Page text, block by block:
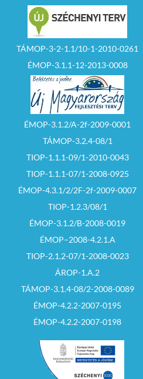
TÁMOP-3-2-1.1/10-1-2010-0261
ÉMOP-3.1.1-12-2013-0008
ÉMOP-3.1.2/A-2f-2009-0001
TÁMOP-3.2.4-08/1
TIOP-1.1.1-09/1-2010-0043
TIOP-1.1.1-07/1-2008-0925
ÉMOP-4.3.1/2/2F-2f-2009-0007
TIOP-1.2.3/08/1
ÉMOP-3.1.2/B-2008-0019
ÉMOP–2008-4.2.1.A
TIOP-2.1.2-07/1-2008-0023
ÁROP-1.A.2
TÁMOP-3.1.4-08/2-2008-0089
ÉMOP-4.2.2-2007-0195
ÉMOP-4.2.2-2007-0198